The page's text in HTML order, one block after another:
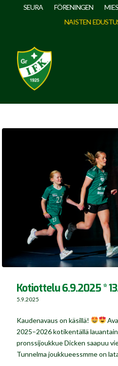
SEURA FÖRENINGEN
NAISTEN
Kotiottelu 6.9.2025 *
5.9.2025
Kaudenavaus on käsillä!
2025–2026 kotikentällä
pronssijoukkue Dicken saapuu
Tunnelma joukkueessmme on